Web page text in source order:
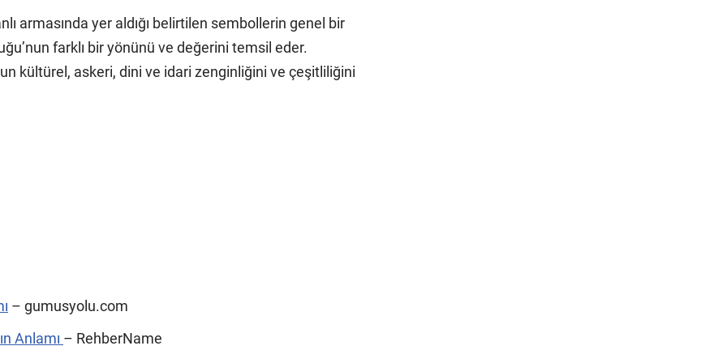
armasında yer aldığı belirtilen sembollerin genel bir
farklı bir yönünü ve değerini temsil eder.
kültürel, askeri, dini ve idari zenginliğini ve çeşitliliğini
– gumusyolu.com
Anlamı – RehberName